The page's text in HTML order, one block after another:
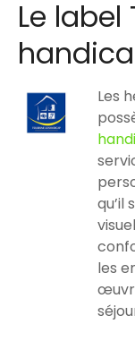
Le
Les
qu’il
les